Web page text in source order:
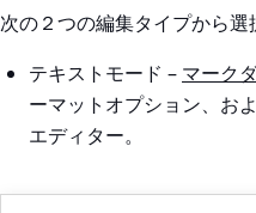
次の２つの編集タイプから選
テキストモード – マーク
ーマットオプション、お
エディター。